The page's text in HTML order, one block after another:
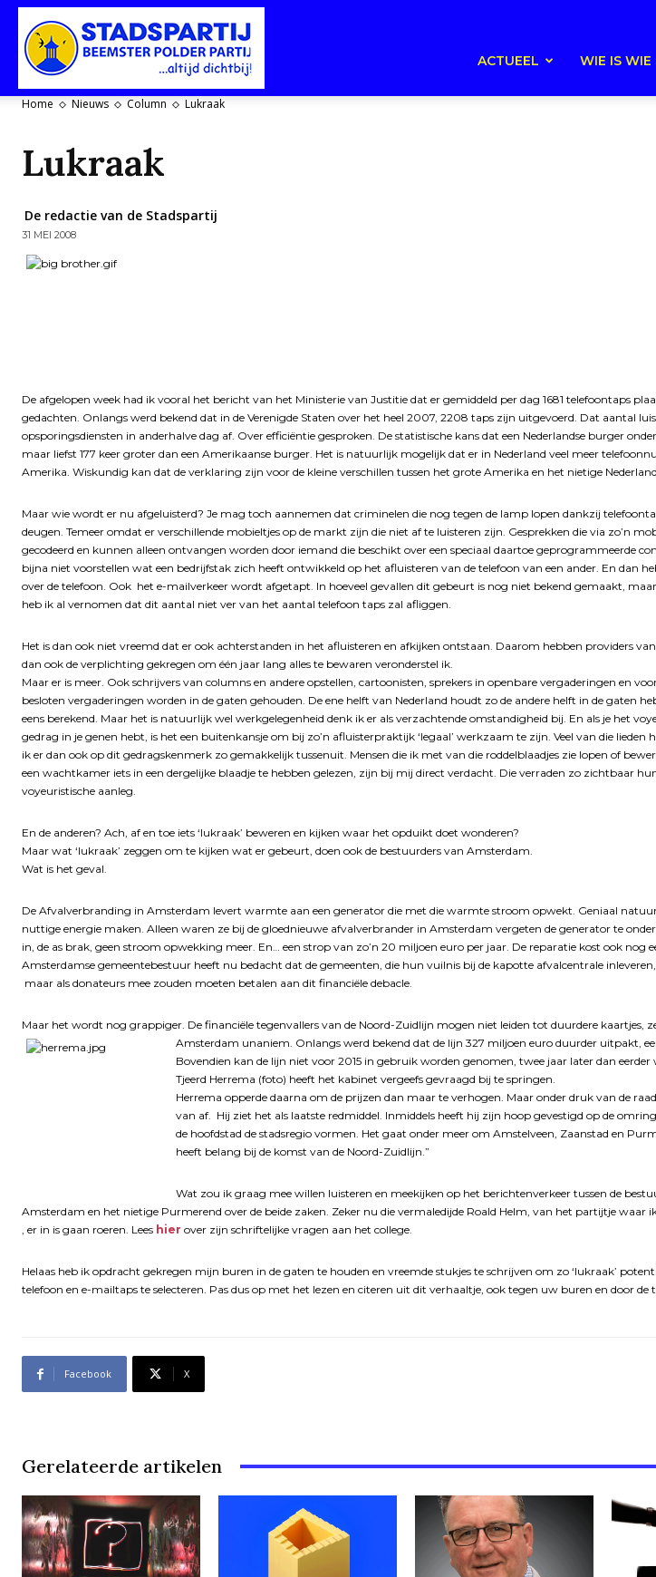
ACTUEEL WIE IS WIE
Home Nieuws Column Lukraak
Lukraak
De redactie van de Stadspartij
31 MEI 2008
De afgelopen week had ik vooral het bericht van het Ministerie van Justitie dat er gemiddeld per dag 1681 telefoontaps
gedachten. Onlangs werd bekend dat in de Verenigde Staten over het heel 2007, 2208 taps zijn uitgevoerd. Dat aantal
opsporingsdiensten in anderhalve dag af. Over efficiëntie gesproken. De statistische kans dat een Nederlandse burger
maar liefst 177 keer groter dan een Amerikaanse burger. Het is natuurlijk mogelijk dat er in Nederland veel meer
Amerika. Wiskundig kan dat de verklaring zijn voor de kleine verschillen tussen het grote Amerika en het nietige
Maar wie wordt er nu afgeluisterd? Je mag toch aannemen dat criminelen die nog tegen de lamp lopen dankzij
deugen. Temeer omdat er verschillende mobieltjes op de markt zijn die niet af te luisteren zijn. Gesprekken die via zo’n
gecodeerd en kunnen alleen ontvangen worden door iemand die beschikt over een speciaal daartoe geprogrammeerde
bijna niet voorstellen wat een bedrijfstak zich heeft ontwikkeld op het afluisteren van de telefoon van een ander. En dan
over de telefoon. Ook het e-mailverkeer wordt afgetapt. In hoeveel gevallen dit gebeurt is nog niet bekend gemaakt,
heb ik al vernomen dat dit aantal niet ver van het aantal telefoon taps zal afliggen.
Het is dan ook niet vreemd dat er ook achterstanden in het afluisteren en afkijken ontstaan. Daarom hebben providers
dan ook de verplichting gekregen om één jaar lang alles te bewaren veronderstel ik.
Maar er is meer. Ook schrijvers van columns en andere opstellen, cartoonisten, sprekers in openbare vergaderingen en
besloten vergaderingen worden in de gaten gehouden. De ene helft van Nederland houdt zo de andere helft in de gaten
eens berekend. Maar het is natuurlijk wel werkgelegenheid denk ik er als verzachtende omstandigheid bij. En als je het
gedrag in je genen hebt, is het een buitenkansje om bij zo’n afluisterpraktijk ‘legaal’ werkzaam te zijn. Veel van die lieden
ik er dan ook op dit gedragskenmerk zo gemakkelijk tussenuit. Mensen die ik met van die roddelblaadjes zie lopen of
een wachtkamer iets in een dergelijke blaadje te hebben gelezen, zijn bij mij direct verdacht. Die verraden zo zichtbaar
voyeuristische aanleg.
En de anderen? Ach, af en toe iets ‘lukraak’ beweren en kijken waar het opduikt doet wonderen?
Maar wat ‘lukraak’ zeggen om te kijken wat er gebeurt, doen ook de bestuurders van Amsterdam.
Wat is het geval.
De Afvalverbranding in Amsterdam levert warmte aan een generator die met die warmte stroom opwekt. Geniaal
nuttige energie maken. Alleen waren ze bij de gloednieuwe afvalverbrander in Amsterdam vergeten de generator te
in, de as brak, geen stroom opwekking meer. En… een strop van zo’n 20 miljoen euro per jaar. De reparatie kost ook nog
Amsterdamse gemeentebestuur heeft nu bedacht dat de gemeenten, die hun vuilnis bij de kapotte afvalcentrale
maar als donateurs mee zouden moeten betalen aan dit financiële debacle.
Maar het wordt nog grappiger. De financiële tegenvallers van de Noord-Zuidlijn mogen niet leiden tot duurdere kaartjes,
Amsterdam unaniem. Onlangs werd bekend dat de lijn 327 miljoen euro duurder uitpakt,
Bovendien kan de lijn niet voor 2015 in gebruik worden genomen, twee jaar later dan eerder
Tjeerd Herrema (foto) heeft het kabinet vergeefs gevraagd bij te springen.
Herrema opperde daarna om de prijzen dan maar te verhogen. Maar onder druk van de
van af. Hij ziet het als laatste redmiddel. Inmiddels heeft hij zijn hoop gevestigd op de
de hoofdstad de stadsregio vormen. Het gaat onder meer om Amstelveen, Zaanstad en
heeft belang bij de komst van de Noord-Zuidlijn.”
Wat zou ik graag mee willen luisteren en meekijken op het berichtenverkeer tussen de
Amsterdam en het nietige Purmerend over de beide zaken. Zeker nu die vermaledijde Roald Helm, van het partijtje waar
, er in is gaan roeren. Lees hier over zijn schriftelijke vragen aan het college.
Helaas heb ik opdracht gekregen mijn buren in de gaten te houden en vreemde stukjes te schrijven om zo ‘lukraak’
telefoon en e-mailtaps te selecteren. Pas dus op met het lezen en citeren uit dit verhaaltje, ook tegen uw buren en door de
Facebook X
Gerelateerde artikelen